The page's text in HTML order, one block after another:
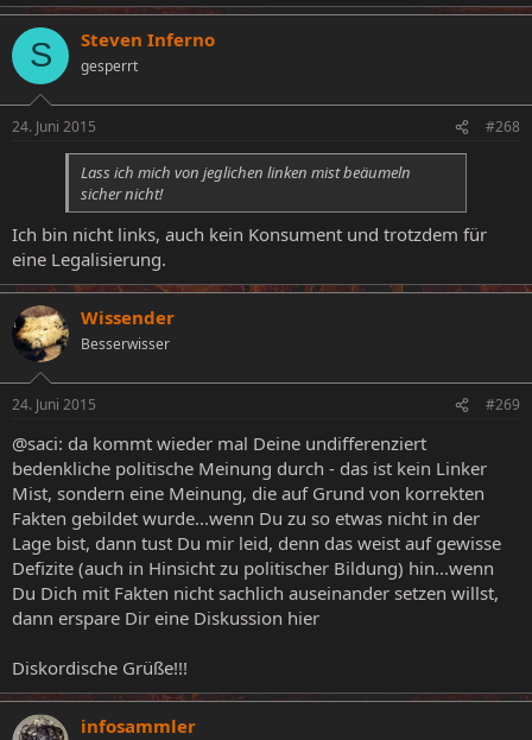
S Steven Inferno
gesperrt
24. Juni 2015 #268
Lass ich mich von jeglichen linken mist beäumeln
sicher nicht!
Ich bin nicht links, auch kein Konsument und trotzdem für
eine Legalisierung.
Wissender
Besserwisser
24. Juni 2015 #269
@saci: da kommt wieder mal Deine undifferenziert
bedenkliche politische Meinung durch - das ist kein Linker
Mist, sondern eine Meinung, die auf Grund von korrekten
Fakten gebildet wurde...wenn Du zu so etwas nicht in der
Lage bist, dann tust Du mir leid, denn das weist auf gewisse
Defizite (auch in Hinsicht zu politischer Bildung) hin...wenn
Du Dich mit Fakten nicht sachlich auseinander setzen willst,
dann erspare Dir eine Diskussion hier
Diskordische Grüße!!!
infosammler